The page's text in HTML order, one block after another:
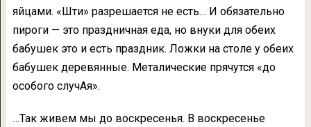
яйцами. «Шти» разрешается не есть… И обязательно
пироги — это праздничная еда, но внуки для обеих
бабушек это и есть праздник. Ложки на столе у обеих
бабушек деревянные. Металические прячутся «до
особого случАя».
…Так живем мы до воскресенья. В воскресенье